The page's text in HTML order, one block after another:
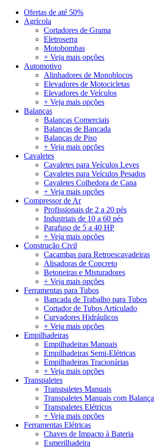
Ofertas de até 50%
Agrícola
Cortadores de Grama
Eletroserra
Motobombas
+ Veja mais opções
Automotivo
Alinhadores de Monoblocos
Elevadores de Motocicletas
Elevadores de Veículos
+ Veja mais opções
Balanças
Balanças Comerciais
Balanças de Bancada
Balanças de Piso
+ Veja mais opções
Cavaletes
Cavaletes para Veículos Leves
Cavaletes para Veículos Pesados
Cavaletes Colhedora de Cana
+ Veja mais opções
Compressor de Ar
Profissionais de 2 a 20 pés
Industriais de 10 a 60 pés
Parafuso de 5 a 40 HP
+ Veja mais opções
Construção Civil
Caçambas para Retroescavadeiras
Alisadoras de Concreto
Betoneiras e Misturadores
+ Veja mais opções
Ferramentas para Tubos
Bancada de Trabalho para Tubos
Cortador de Tubos Articulado
Curvadores Hidráulicos
+ Veja mais opções
Empilhadeiras
Empilhadeiras Manuais
Empilhadeiras Semi-Elétricas
Empilhadeiras Tracionárias
+ Veja mais opções
Transpaletes
Transpaletes Manuais
Transpaletes Manuais com Balança
Transpaletes Elétricos
+ Veja mais opções
Ferramentas Elétricas
Chaves de Impacto à Bateria
Esmerilhadeira